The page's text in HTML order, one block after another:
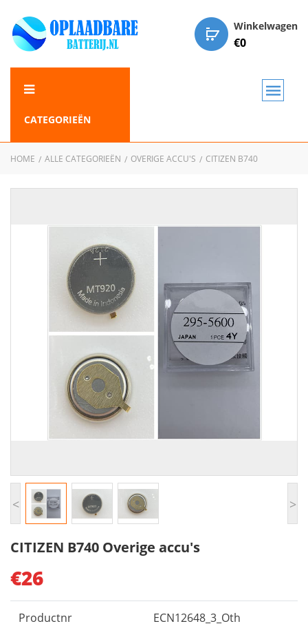
Winkelwagen
€0
CATEGORIEËN
HOME ALLE CATEGORIEËN OVERIGE ACCU'S CITIZEN B740
< >
CITIZEN B740 Overige accu's
€26
Productnr ECN12648_3_Oth